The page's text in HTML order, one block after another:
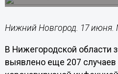
Нижний Новгород. 17 июня.
В Нижегородской области
выявлено еще 207 случаев